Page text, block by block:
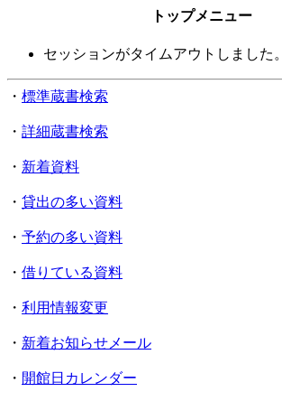
トップメニュー
セッションがタイムアウトしました。
・ 標準蔵書検索
・ 詳細蔵書検索
・ 新着資料
・ 貸出の多い資料
・ 予約の多い資料
・ 借りている資料
・ 利用情報変更
・ 新着お知らせメール
・ 開館日カレンダー